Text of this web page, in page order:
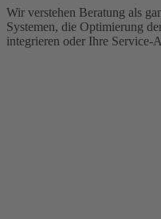
Wir verstehen Beratung als
Systemen, die Optimierung
integrieren oder Ihre Service-